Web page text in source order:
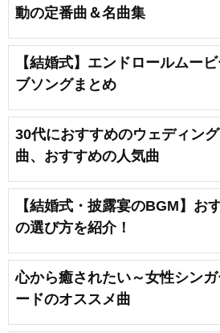
動の定番曲＆名曲集
【結婚式】エンドロールムー
ブソングまとめ
30代におすすめのウェディン
曲、おすすめの人気曲
【結婚式・披露宴のBGM】お
の選び方を紹介！
心から癒されたい～女性シン
ードのオススメ曲